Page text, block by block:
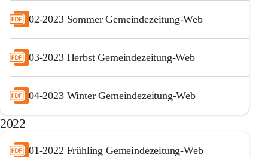
02-2023 Sommer Gemeindezeitung-Web
03-2023 Herbst Gemeindezeitung-Web
04-2023 Winter Gemeindezeitung-Web
2022
01-2022 Frühling Gemeindezeitung-Web